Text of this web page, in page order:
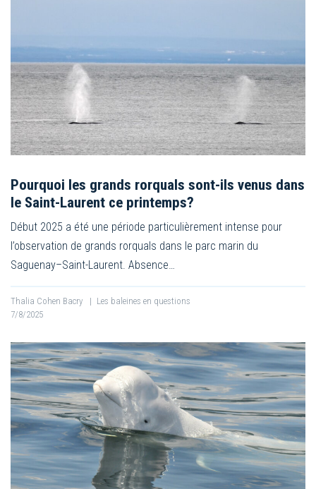
Pourquoi les grands rorquals sont-ils venus dans
le Saint-Laurent ce printemps?
Début 2025 a été une période particulièrement intense pour
l’observation de grands rorquals dans le parc marin du
Saguenay–Saint-Laurent. Absence…
Thalia Cohen Bacry | Les baleines en questions
7/8/2025